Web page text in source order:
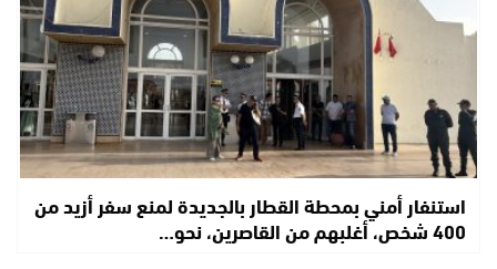
استنفار أمني بمحطة القطار بالجديدة لمنع سفر أزيد من
400 شخص، أغلبهم من القاصرين، نحو…